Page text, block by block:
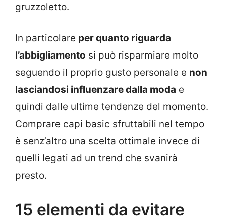
gruzzoletto.
In particolare per quanto riguarda
l’abbigliamento si può risparmiare molto
seguendo il proprio gusto personale e non
lasciandosi influenzare dalla moda e
quindi dalle ultime tendenze del momento.
Comprare capi basic sfruttabili nel tempo
è senz’altro una scelta ottimale invece di
quelli legati ad un trend che svanirà
presto.
15 elementi da evitare